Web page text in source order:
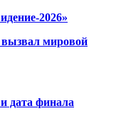
2026»
вызвал мировой
дата финала